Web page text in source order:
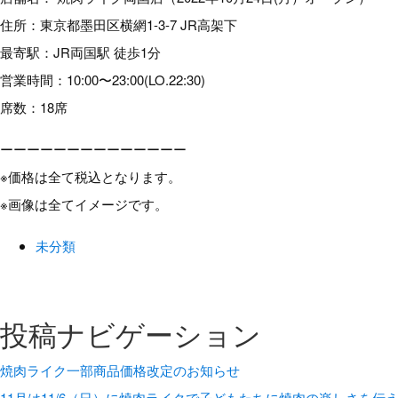
住所：東京都墨田区横網1-3-7 JR高架下
最寄駅：JR両国駅 徒歩1分
営業時間：10:00〜23:00(LO.22:30)
席数：18席
ーーーーーーーーーーーーーー
※価格は全て税込となります。
※画像は全てイメージです。
未分類
投稿ナビゲーション
焼肉ライク一部商品価格改定のお知らせ